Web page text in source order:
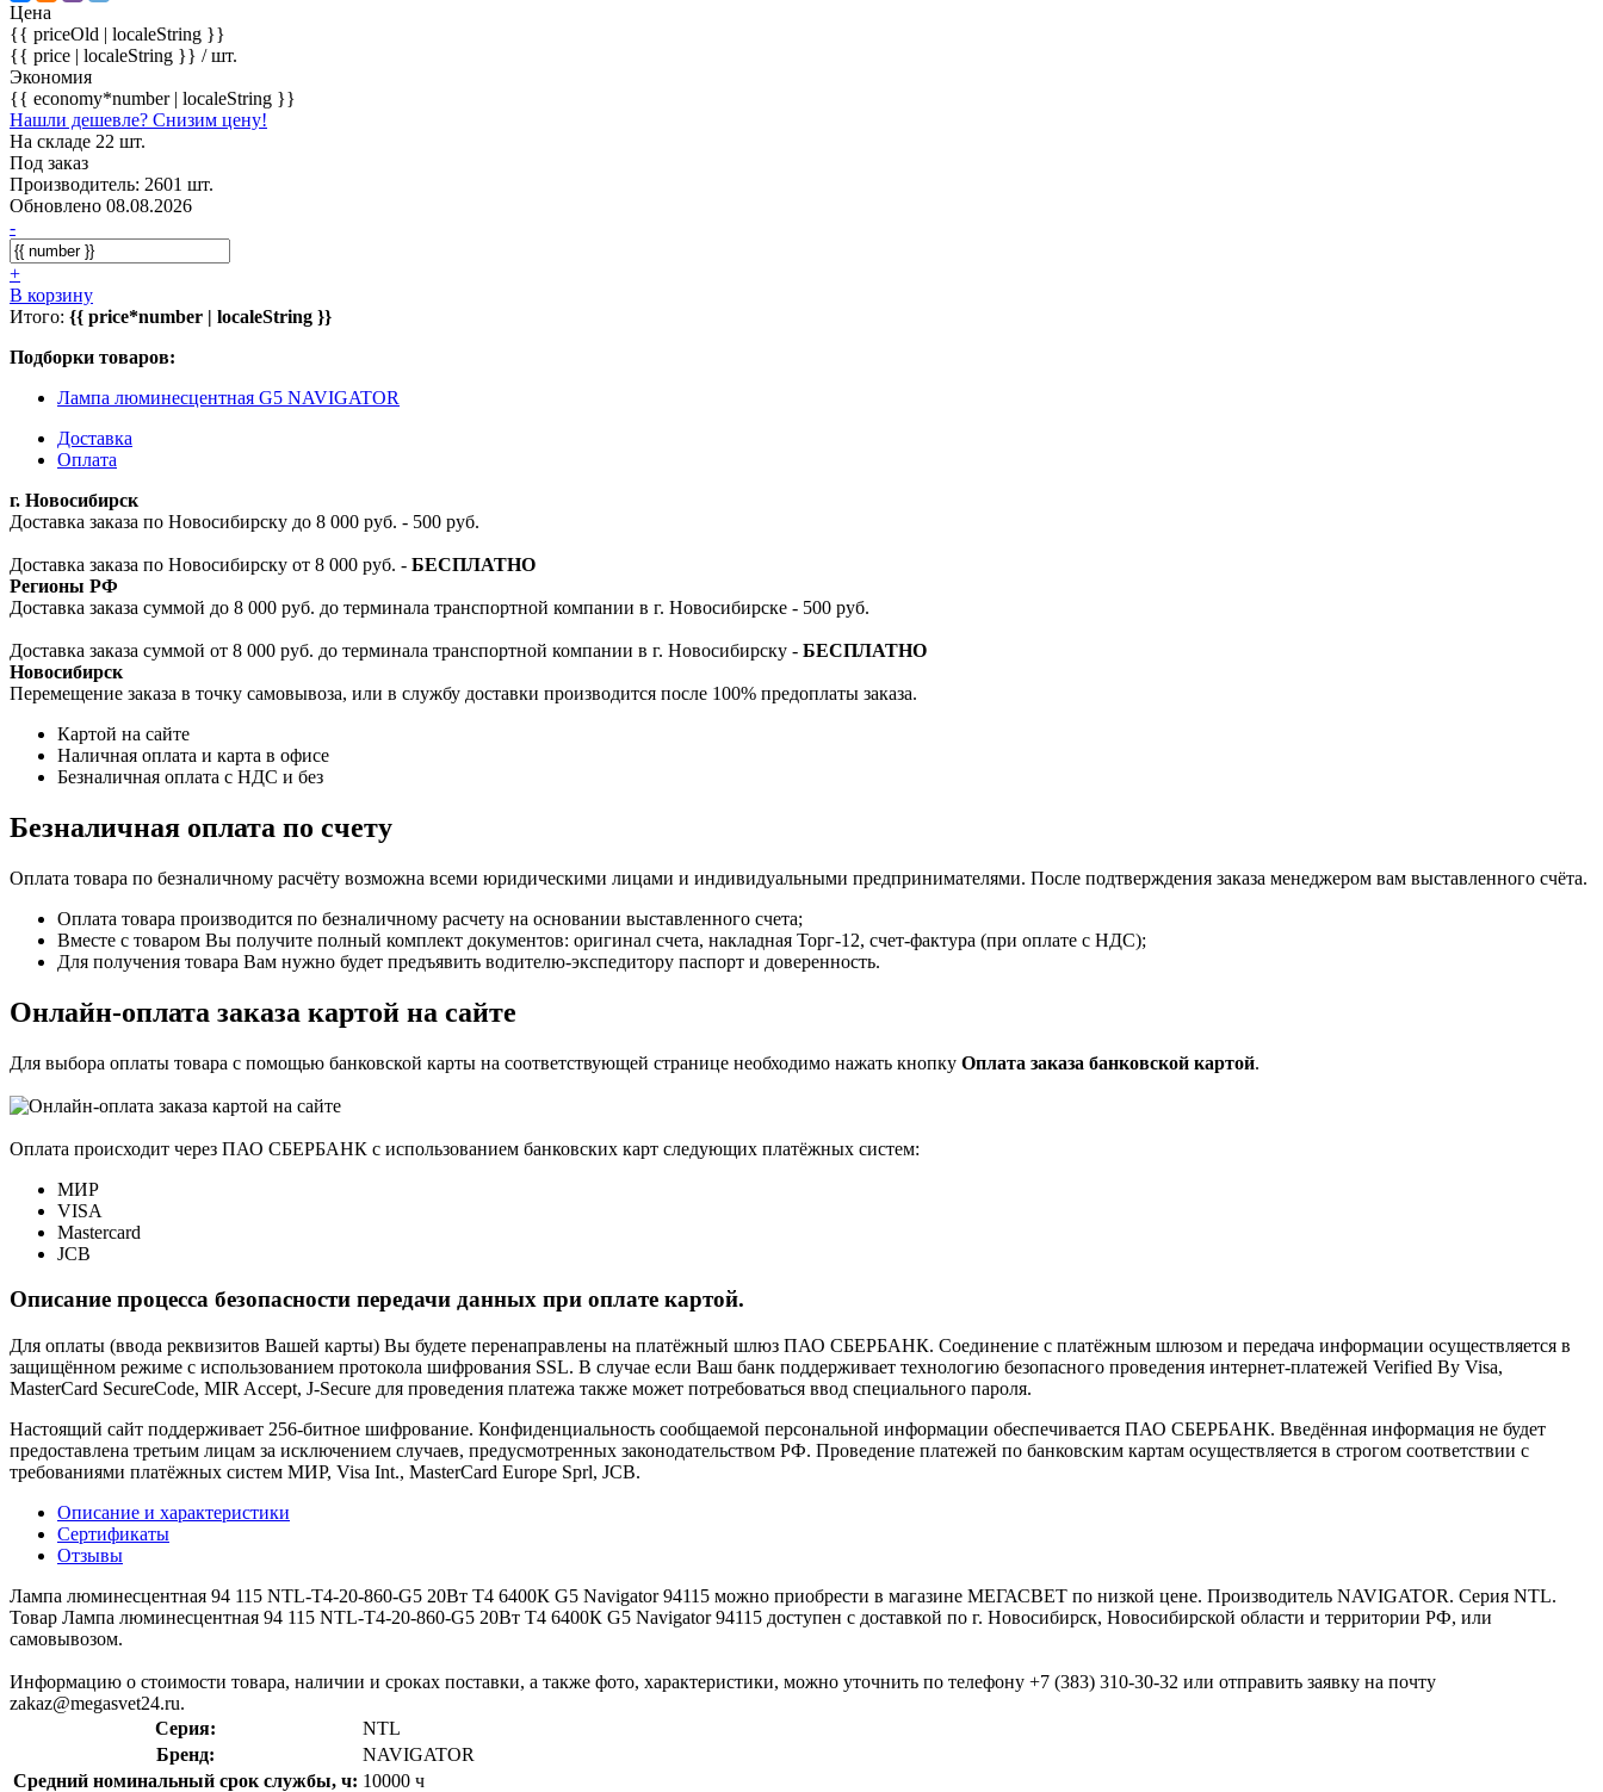
Цена
{{ priceOld | localeString }}
{{ price | localeString }} / шт.
Экономия
{{ economy*number | localeString }}
Нашли дешевле? Снизим цену!
На складе 22 шт.
Под заказ
Производитель: 2601 шт.
Обновлено 08.08.2026
-
+
В корзину
Итого: {{ price*number | localeString }}
Подборки товаров:
Лампа люминесцентная G5 NAVIGATOR
Доставка
Оплата
г. Новосибирск
Доставка заказа по Новосибирску до 8 000 руб. - 500 руб.
Доставка заказа по Новосибирску от 8 000 руб. - БЕСПЛАТНО
Регионы РФ
Доставка заказа суммой до 8 000 руб. до терминала транспортной компании в г. Новосибирске - 500 руб.
Доставка заказа суммой от 8 000 руб. до терминала транспортной компании в г. Новосибирску - БЕСПЛАТНО
Новосибирск
Перемещение заказа в точку самовывоза, или в службу доставки производится после 100% предоплаты заказа.
Картой на сайте
Наличная оплата и карта в офисе
Безналичная оплата с НДС и без
Безналичная оплата по счету
Оплата товара по безналичному расчёту возможна всеми юридическими лицами и индивидуальными предпринимателями. После подтверждения заказа менеджером вам выставленного счёта.
Оплата товара производится по безналичному расчету на основании выставленного счета;
Вместе с товаром Вы получите полный комплект документов: оригинал счета, накладная Торг-12, счет-фактура (при оплате с НДС);
Для получения товара Вам нужно будет предъявить водителю-экспедитору паспорт и доверенность.
Онлайн-оплата заказа картой на сайте
Для выбора оплаты товара с помощью банковской карты на соответствующей странице необходимо нажать кнопку Оплата заказа банковской картой.
Оплата происходит через ПАО СБЕРБАНК с использованием банковских карт следующих платёжных систем:
МИР
VISA
Mastercard
JCB
Описание процесса безопасности передачи данных при оплате картой.
Для оплаты (ввода реквизитов Вашей карты) Вы будете перенаправлены на платёжный шлюз ПАО СБЕРБАНК. Соединение с платёжным шлюзом и передача информации осуществляется в
защищённом режиме с использованием протокола шифрования SSL. В случае если Ваш банк поддерживает технологию безопасного проведения интернет-платежей Verified By Visa,
MasterCard SecureCode, MIR Accept, J-Secure для проведения платежа также может потребоваться ввод специального пароля.
Настоящий сайт поддерживает 256-битное шифрование. Конфиденциальность сообщаемой персональной информации обеспечивается ПАО СБЕРБАНК. Введённая информация не будет
предоставлена третьим лицам за исключением случаев, предусмотренных законодательством РФ. Проведение платежей по банковским картам осуществляется в строгом соответствии с
требованиями платёжных систем МИР, Visa Int., MasterCard Europe Sprl, JCB.
Описание и характеристики
Сертификаты
Отзывы
Лампа люминесцентная 94 115 NTL-T4-20-860-G5 20Вт T4 6400К G5 Navigator 94115 можно приобрести в магазине МЕГАСВЕТ по низкой цене. Производитель NAVIGATOR. Серия NTL.
Товар Лампа люминесцентная 94 115 NTL-T4-20-860-G5 20Вт T4 6400К G5 Navigator 94115 доступен с доставкой по г. Новосибирск, Новосибирской области и территории РФ, или
самовывозом.
Информацию о стоимости товара, наличии и сроках поставки, а также фото, характеристики, можно уточнить по телефону +7 (383) 310-30-32 или отправить заявку на почту
zakaz@megasvet24.ru.
Серия:
NTL
Бренд:
NAVIGATOR
Средний номинальный срок службы, ч: 10000 ч